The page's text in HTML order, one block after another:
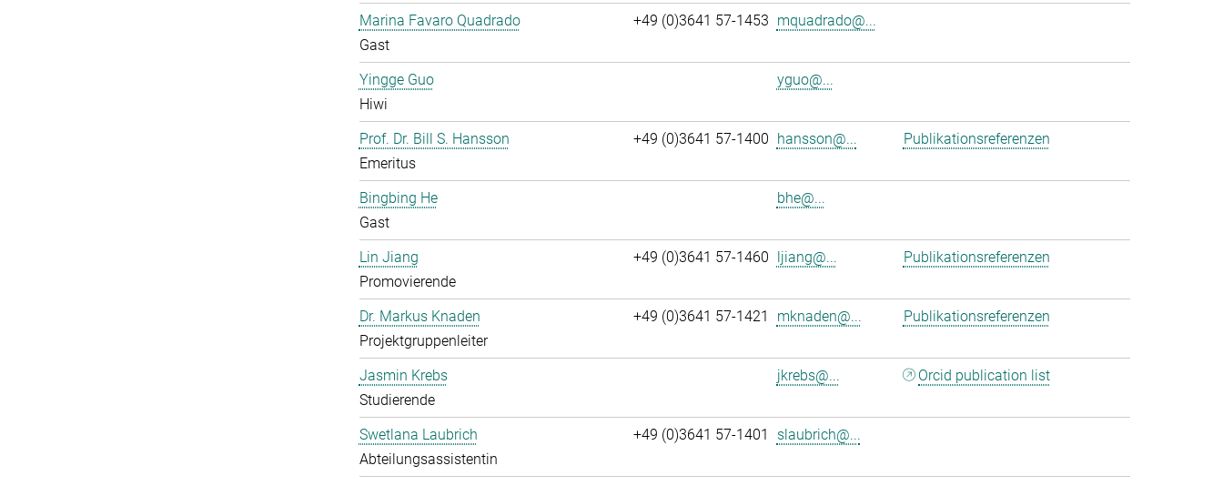
Marina Favaro Quadrado
Gast
+49 (0)3641 57-1453 mquadrado@...
Yingge Guo
Hiwi
yguo@...
Prof. Dr. Bill S. Hansson
Emeritus
+49 (0)3641 57-1400 hansson@... Publikationsreferenzen
Bingbing He
Gast
bhe@...
Lin Jiang
Promovierende
+49 (0)3641 57-1460 ljiang@... Publikationsreferenzen
Dr. Markus Knaden
Projektgruppenleiter
+49 (0)3641 57-1421 mknaden@... Publikationsreferenzen
Jasmin Krebs
Studierende
jkrebs@... Orcid publication list
Swetlana Laubrich
Abteilungsassistentin
+49 (0)3641 57-1401 slaubrich@...